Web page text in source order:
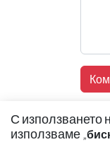
С използването
използваме „